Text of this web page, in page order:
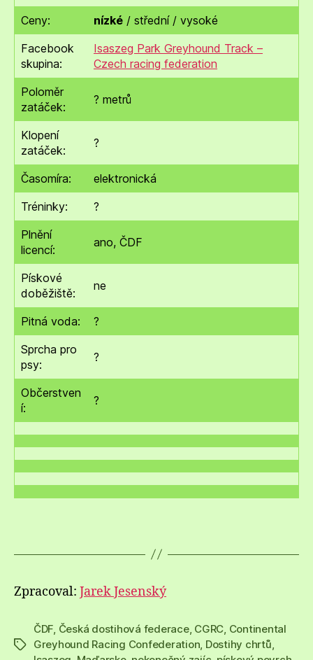
Ceny:
nízké / střední / vysoké
Facebook
skupina:
Isaszeg Park Greyhound Track –
Czech racing federation
Poloměr
zatáček:
? metrů
Klopení
zatáček:
?
Časomíra:
elektronická
Tréninky:
?
Plnění
licencí:
ano, ČDF
Pískové
doběžiště:
ne
Pitná voda:
?
Sprcha pro
psy:
?
Občerstven
í:
?
Zpracoval: Jarek Jesenský
Štítky
ČDF, Česká dostihová federace, CGRC, Continental
Greyhound Racing Confederation, Dostihy chrtů,